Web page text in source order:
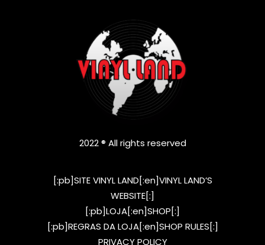
2022 ® All rights reserved
[:pb]SITE VINYL LAND[:en]VINYL LAND’S
WEBSITE[:]
[:pb]LOJA[:en]SHOP[:]
[:pb]REGRAS DA LOJA[:en]SHOP RULES[:]
PRIVACY POLICY